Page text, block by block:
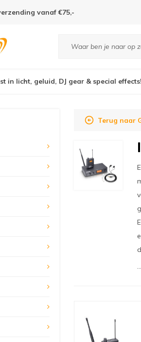
vanaf €75,-
in licht, geluid, DJ gear & special effects!
Terug naar
...